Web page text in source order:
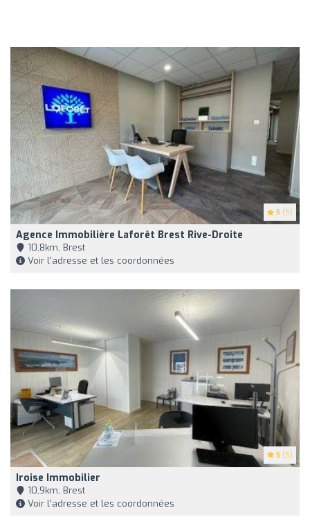
5 (5)
Agence Immobilière Laforêt Brest Rive-Droite
10,8km, Brest
Voir l'adresse et les coordonnées
5 (5)
Iroise Immobilier
10,9km, Brest
Voir l'adresse et les coordonnées